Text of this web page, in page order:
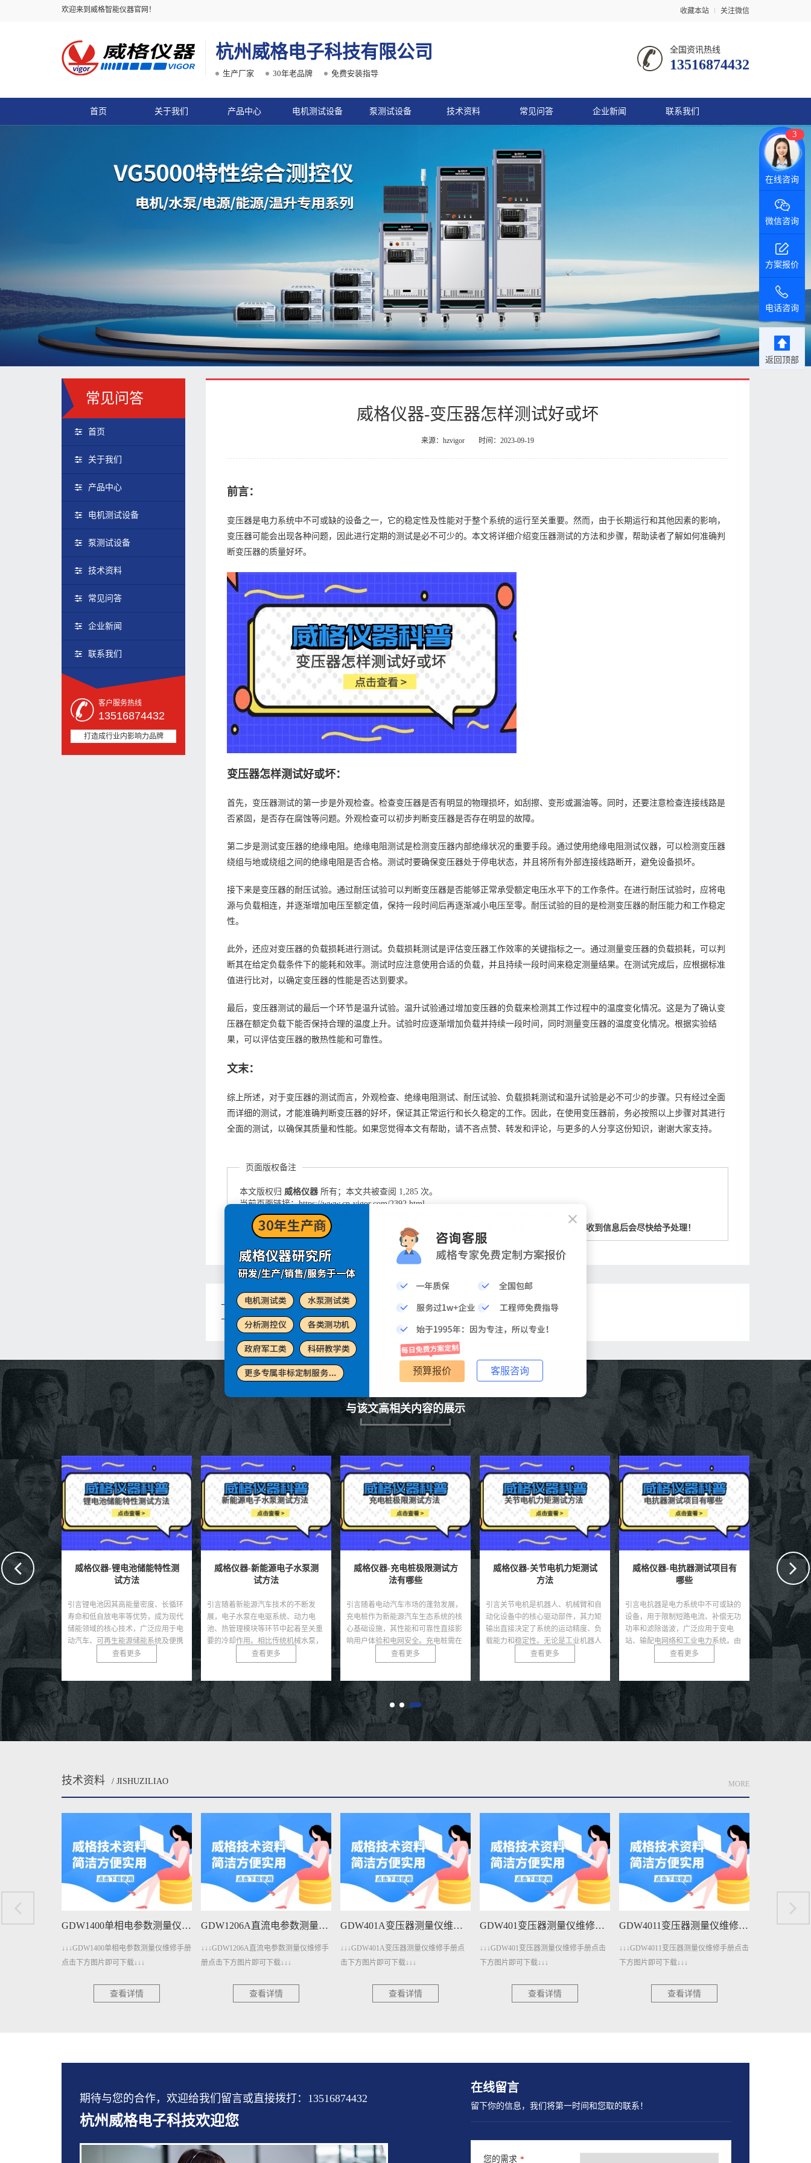
欢迎来到威格智能仪器官网！ 收藏本站 关注微信
杭州威格电子科技有限公司
生产厂家 30年老品牌 免费安装指导
全国资讯热线
13516874432
首页 关于我们 产品中心 电机测试设备 泵测试设备 技术资料 常见问答 企业新闻 联系我们
常见问答
首页
关于我们
产品中心
电机测试设备
泵测试设备
技术资料
常见问答
企业新闻
联系我们
客户服务热线
13516874432
打造成行业内影响力品牌
威格仪器-变压器怎样测试好或坏
来源：hzvigor 时间：2023-09-19
前言：
变压器是电力系统中不可或缺的设备之一，它的稳定性及性能对于整个系统的运行至关重要。然而，由于长期运行和其他因素的影响，
变压器可能会出现各种问题，因此进行定期的测试是必不可少的。本文将详细介绍变压器测试的方法和步骤，帮助读者了解如何准确判
断变压器的质量好坏。
变压器怎样测试好或坏：
首先，变压器测试的第一步是外观检查。检查变压器是否有明显的物理损坏，如刮擦、变形或漏油等。同时，还要注意检查连接线路是
否紧固，是否存在腐蚀等问题。外观检查可以初步判断变压器是否存在明显的故障。
第二步是测试变压器的绝缘电阻。绝缘电阻测试是检测变压器内部绝缘状况的重要手段。通过使用绝缘电阻测试仪器，可以检测变压器
绕组与地或绕组之间的绝缘电阻是否合格。测试时要确保变压器处于停电状态，并且将所有外部连接线路断开，避免设备损坏。
接下来是变压器的耐压试验。通过耐压试验可以判断变压器是否能够正常承受额定电压水平下的工作条件。在进行耐压试验时，应将电
源与负载相连，并逐渐增加电压至额定值，保持一段时间后再逐渐减小电压至零。耐压试验的目的是检测变压器的耐压能力和工作稳定
性。
此外，还应对变压器的负载损耗进行测试。负载损耗测试是评估变压器工作效率的关键指标之一。通过测量变压器的负载损耗，可以判
断其在给定负载条件下的能耗和效率。测试时应注意使用合适的负载，并且持续一段时间来稳定测量结果。在测试完成后，应根据标准
值进行比对，以确定变压器的性能是否达到要求。
最后，变压器测试的最后一个环节是温升试验。温升试验通过增加变压器的负载来检测其工作过程中的温度变化情况。这是为了确认变
压器在额定负载下能否保持合理的温度上升。试验时应逐渐增加负载并持续一段时间，同时测量变压器的温度变化情况。根据实验结
果，可以评估变压器的散热性能和可靠性。
文末：
综上所述，对于变压器的测试而言，外观检查、绝缘电阻测试、耐压试验、负载损耗测试和温升试验是必不可少的步骤。只有经过全面
而详细的测试，才能准确判断变压器的好坏，保证其正常运行和长久稳定的工作。因此，在使用变压器前，务必按照以上步骤对其进行
全面的测试，以确保其质量和性能。如果您觉得本文有帮助，请不吝点赞、转发和评论，与更多的人分享这份知识，谢谢大家支持。
页面版权备注
本文版权归 威格仪器 所有；本文共被查阅 1,285 次。
当前页面链接：https://www.cn-vigor.com/2392.html
未经授权，禁止任何站点镜像、采集、或复制本站内容，违者通过法律途径维权到底！
部分图片由互联网自动采集生成，若无意中侵犯到您的版权利益，请来信联系我们，我们会在收到信息后会尽快给予处理！
上一篇：威格仪器-变压器五大常规试验
下一篇：威格仪器-开关电源测试项目及方法
与该文高相关内容的展示
能特性测
密度、长循环
势，成为现代
广泛应用于电
威格仪器-新能源电子水泵测
试方法
引言随着新能源汽车技术的不断发
展，电子水泵在电驱系统、动力电
池、热管理模块等环节中起着至关重
要的冷却作用。相比传统机械水泵，
电子水泵具有智能可控、节能...
查看更多
威格仪器-充电桩极限测试方
法有哪些
引言随着电动汽车市场的蓬勃发展，
充电桩作为新能源汽车生态系统的核
心基础设施，其性能和可靠性直接影
响用户体验和电网安全。充电桩需在
极端条件下，如高温、低...
查看更多
威格仪器-关节电机力矩测试
方法
引言关节电机是机器人、机械臂和自
动化设备中的核心驱动部件，其力矩
输出直接决定了系统的运动精度、负
载能力和稳定性。无论是工业机器人
还是医疗康复设备，关节...
查看更多
威格仪器-电抗器测试项目有
哪些
引言电抗器是电力系统中不可或缺的
设备，用于限制短路电流、补偿无功
功率和滤除谐波，广泛应用于变电
站、输配电网络和工业电力系统。由
于电抗器通常运行在高压、...
查看更多
威格仪器-高压单相电抗器测
试方法
引言高压单相电抗器广泛应用于输变
电系统中，用以限制短路电流、滤除
谐波、稳定系统电压等。由于其运行
环境电压等级较高、电气绝缘要求严
格，因此在投运前必须经...
查看更多
威格仪
引言电力变
缺的核心设
传输，其电
定性和效率
安装和运行
技术资料 / JISHUZILIAO MORE
GDW1400单相电参数测量仪维修手册下载
参数测量仪维修手册
GDW1206A直流电参数测量仪维修手册下载
↓↓↓GDW1206A直流电参数测量仪维修手
册点击下方图片即可下载↓↓↓
查看详情
↓↓↓GDW401A变压器测量仪维修手册点
击下方图片即可下载↓↓↓
查看详情
GDW401变压器测量仪维修手册下载
↓↓↓GDW401变压器测量仪维修手册点击
下方图片即可下载↓↓↓
查看详情
GDW4011变压器测量仪维修手册下载
↓↓↓GDW4011变压器测量仪维修手册点击
下方图片即可下载↓↓↓
查看详情
↓↓↓GDW3001A三相电参数测量仪维修手
册点击下方图片即可下载↓↓↓
查看详情
期待与您的合作，欢迎给我们留言或直接拨打：13516874432
杭州威格电子科技欢迎您
在线留言
留下你的信息，我们将第一时间和您取的联系！
您的需求 *
3
微信咨询
方案报价
电话咨询
返回顶部
预算报价 客服咨询